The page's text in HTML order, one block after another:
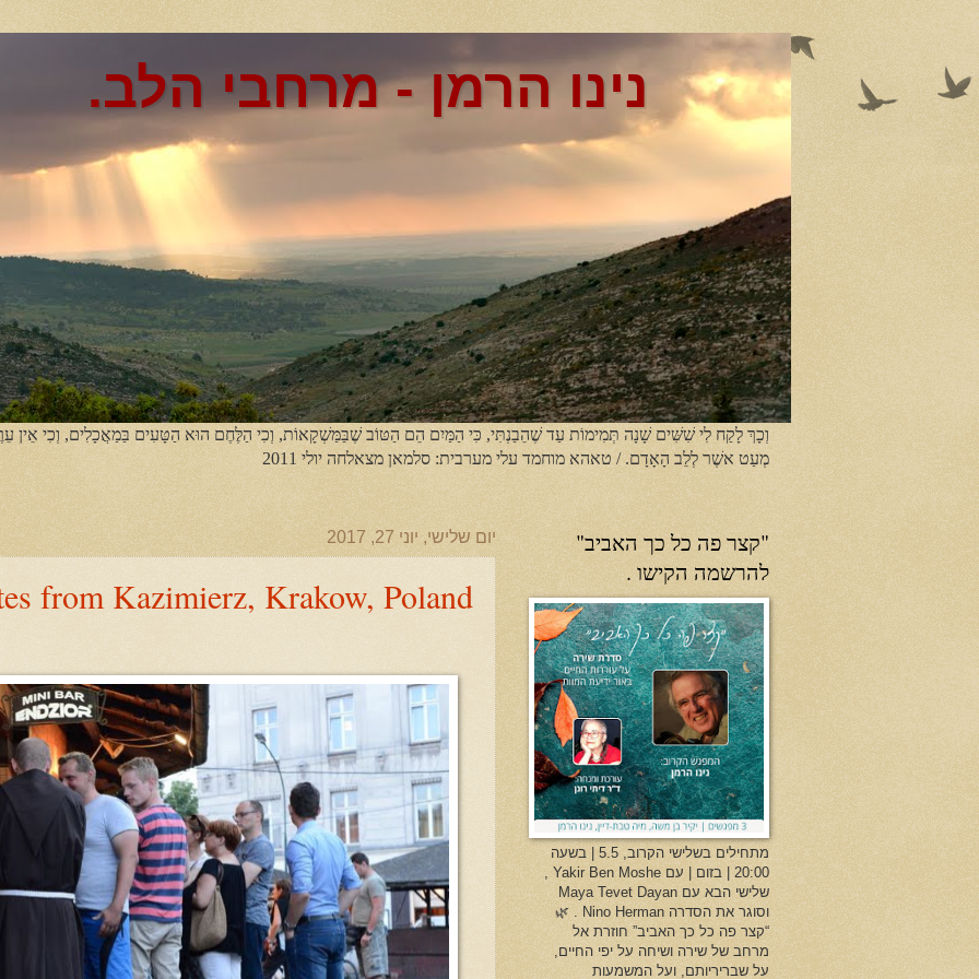
נינו הרמן - מרחבי הלב.
וְכָךְ לָקַח לִי שִׁשִּׁים שָׁנָה תְּמִימוֹת עַד שֶׁהֵבַנְתִּי, כִּי הַמַּיִם הֵם הַטּוֹב שֶׁבַּמַּשְׁקָאוֹת, וְכִי הַלֶּחֶם הוּא הַטָּעִים בַּמַאֲכָלִים, וְכִי אֵין
מְעַט אשֶׁר לְלֵב הָאָדָם. / טאהא מוחמד עלי מערבית: סלמאן מצאלחה יולי 2011
יום שלישי, יוני 27, 2017
from Kazimierz, Krakow, Poland‎‏.
"קצר פה כל כך האביב"
להרשמה הקישו .
מתחילים בשלישי הקרוב, 5.5 | בשעה
20:00 | בזום | עם Yakir Ben Moshe ,
שלישי הבא עם Maya Tevet Dayan
וסוגר את הסדרה Nino Herman . 🌿
“קצר פה כל כך האביב” חוזרת אל
מרחב של שירה ושיחה על יפי החיים,
על שבריריותם, ועל המשמעות